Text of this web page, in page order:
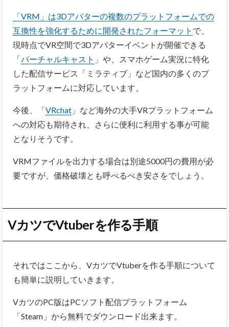
「VRM」は3Dアバターの複数のプラットフォームでの
互換性を強化するために開発されたフォーマット で、
現時点でVR空間で3Dアバターイベントが開催できる
「バーチャルキャスト 」や、スマホゲーム実況に特化
した配信サービス「ミラティブ」など国内の多くのプ
ラットフォームに対応しています。
今後、「VRchat 」など海外の大手VRプラットフォーム
への対応も期待され、さらに便利に利用する事が可能
となりそうです。
VRMファイルを出力する場合は別途5000円の費用が必
要ですが、価格破壊とも呼べるべき安さをでしょう。
VカツでVtuberを作る手順
それではここから、VカツでVtuberを作る手順について
も簡単に説明していきます。
VカツのPC版はPCソフト配信プラットフォーム
「Steam」から無料でダウンロード出来ます。